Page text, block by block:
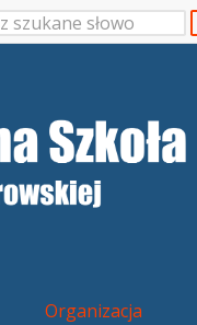
Organizacja